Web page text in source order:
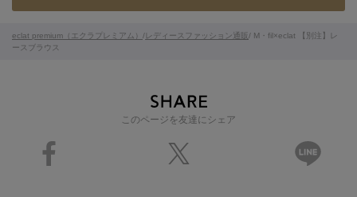
このページを友達にシェア
eclat premium（エクラプレミアム） / レディースファッション通販/ M・fil×eclat 【別注】レ
ースブラウス